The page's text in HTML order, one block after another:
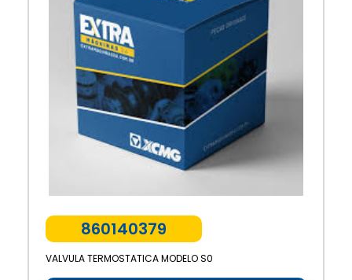
860140379
VALVULA TERMOSTATICA MODELO S0